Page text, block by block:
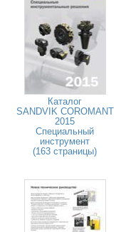
Каталог
SANDVIK COROMANT
2015
Специальный
инструмент
(163 страницы)